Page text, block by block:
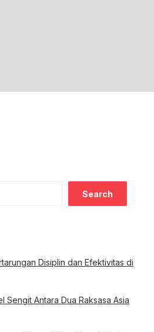
Search
Disiplin dan Efektivitas di
Sengit Antara Dua Raksasa Asia